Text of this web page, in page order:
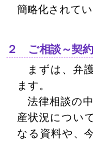
簡略化されてい
２ ご相談～契約
まずは、弁
ます。
法律相談の
産状況につい
なる資料や、